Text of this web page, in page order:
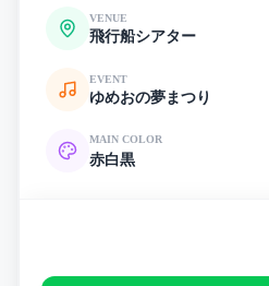
VENUE
飛行船シアター
EVENT
ゆめおの夢まつり
MAIN COLOR
赤白黒